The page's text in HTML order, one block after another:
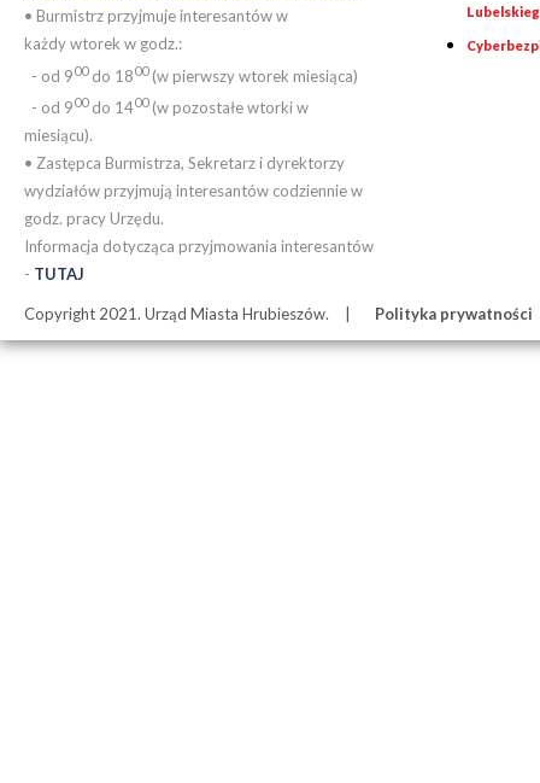
• Burmistrz przyjmuje interesantów w
każdy wtorek w godz.:
- od 900do 1800(w pierwszy wtorek miesiąca)
- od 900do 1400(w pozostałe wtorki w
miesiącu).
• Zastępca Burmistrza, Sekretarz i dyrektorzy
wydziałów przyjmują interesantów codziennie w
godz. pracy Urzędu.
Informacja dotycząca przyjmowania interesantów
- TUTAJ
Copyright 2021. Urząd Miasta Hrubieszów. Polityka prywatności